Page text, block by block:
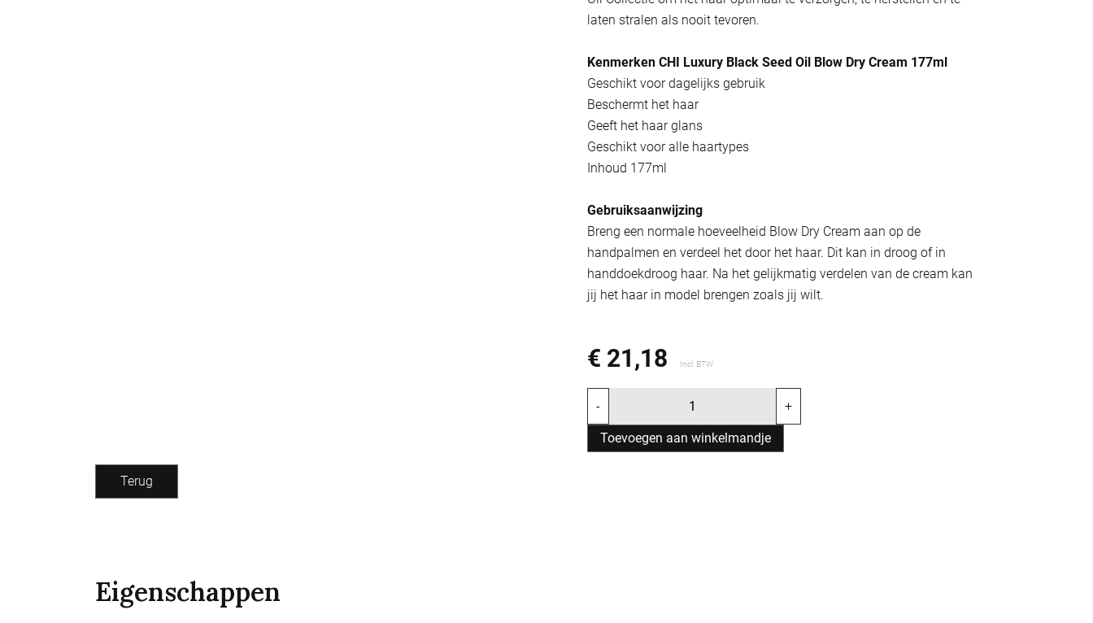
laten stralen als nooit tevoren.
Kenmerken CHI Luxury Black Seed Oil Blow Dry Cream 177ml
Geschikt voor dagelijks gebruik
Beschermt het haar
Geeft het haar glans
Geschikt voor alle haartypes
Inhoud 177ml
Gebruiksaanwijzing
Breng een normale hoeveelheid Blow Dry Cream aan op de
handpalmen en verdeel het door het haar. Dit kan in droog of in
handdoekdroog haar. Na het gelijkmatig verdelen van de cream kan
jij het haar in model brengen zoals jij wilt.
€ 21,18 Incl. BTW
- +
Toevoegen aan winkelmandje
Terug
Eigenschappen